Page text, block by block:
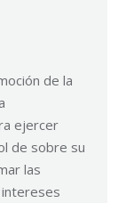
de la
ejercer
de sobre su
las